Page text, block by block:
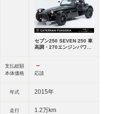
支払総額
本体価格
年式
走行
セブン250 SEVEN 250 車
高調・270エンジンパワー
－
応談
2015年
1.2万km